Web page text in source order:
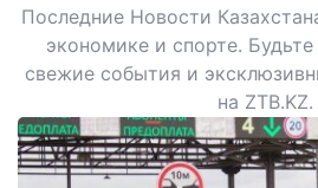
Последние Новости
экономике и спорте.
свежие события и
на ZTB.KZ.